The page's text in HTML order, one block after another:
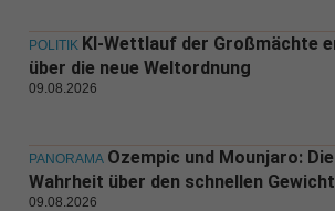
POLITIK KI-Wettlauf der Großmächte
über die neue Weltordnung
09.08.2026
PANORAMA Ozempic und Mounjaro:
Wahrheit über den schnellen
09.08.2026